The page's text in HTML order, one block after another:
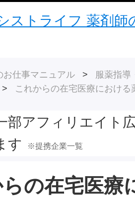
お仕事マニュアル > 服薬指導
> これからの在宅医療における
部アフィリエイト
す
※提携企業一覧
の在宅医療